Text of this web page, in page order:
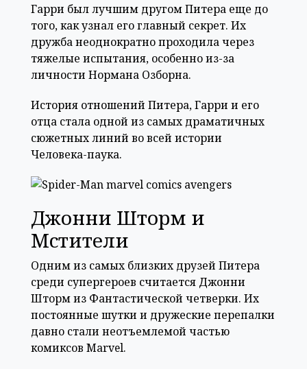
Гарри был лучшим другом Питера еще до
того, как узнал его главный секрет. Их
дружба неоднократно проходила через
тяжелые испытания, особенно из-за
личности Нормана Озборна.
История отношений Питера, Гарри и его
отца стала одной из самых драматичных
сюжетных линий во всей истории
Человека-паука.
Джонни Шторм и
Мстители
Одним из самых близких друзей Питера
среди супергероев считается Джонни
Шторм из Фантастической четверки. Их
постоянные шутки и дружеские перепалки
давно стали неотъемлемой частью
комиксов Marvel.